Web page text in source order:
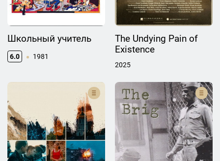
Школьный учитель
6.0 1981
The Undying Pain of
Existence
2025